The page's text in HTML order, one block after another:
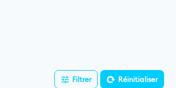
Filtrer Réinitialiser